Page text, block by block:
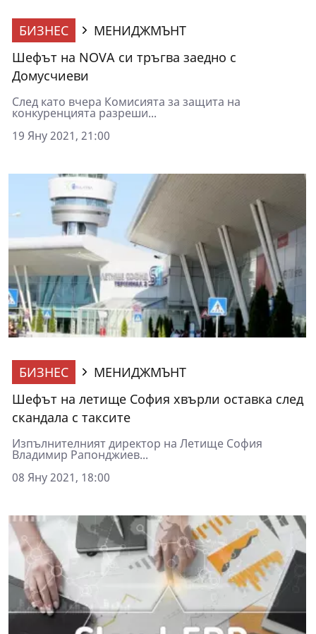
БИЗНЕС
МЕНИДЖМЪНТ
Шефът на NOVA си тръгва заедно с
Домусчиеви
След като вчера Комисията за защита на
конкуренцията разреши...
19 Яну 2021, 21:00
БИЗНЕС
МЕНИДЖМЪНТ
Шефът на летище София хвърли оставка след
скандала с таксите
Изпълнителният директор на Летище София
Владимир Рапонджиев...
08 Яну 2021, 18:00